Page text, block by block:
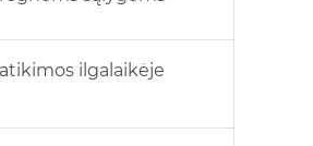
ilgalaikėje